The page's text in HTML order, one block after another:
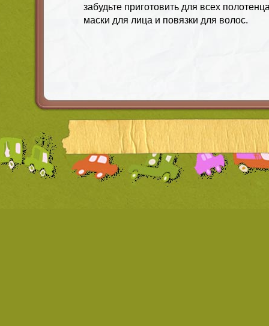
забудьте приготовить для всех
маски для лица и повязки для волос.